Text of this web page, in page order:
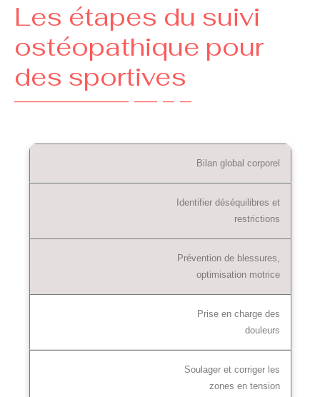
Les étapes du suivi
ostéopathique pour
des sportives
Bilan global corporel
Identifier déséquilibres et
restrictions
Prévention de blessures,
optimisation motrice
Prise en charge des
douleurs
Soulager et corriger les
zones en tension